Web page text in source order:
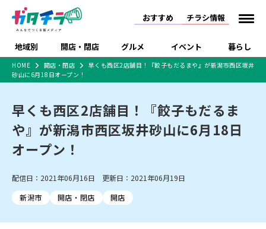
おすすめ チラシ情報
地域別 開店・閉店 グルメ イベント 暮らし
新潟市 下越
中越
佐渡
開店 閉店
リニューアル・移転
新潟市・開店
新潟市・閉店
長岡市・開店
長岡市・閉店
上越市・開店
ラーメン・開店
ラーメン・閉店
ラーメン 現地レポート
和食
スイーツ
体験・販売 祭り・伝統行事
趣味・展示会
スポーツ
施設・ショップ
住宅メーカー・工務
店
食品メーカー・県産
習い事・塾 アパレル・雑貨
観光スポット
温泉・入浴 ホテル 旅館
水族館
特売セール インタビュー
特集・まとめ記事
セツコママ ランキング 新潟人
キャンペーン
開店まとめ
閉店まとめ 人気記事まとめ
食品スーパー・コンビ
ショッピングモール・
大型施設
ドラッグストア・ホーム
センター
ファッション 生活サービス
HOME 開店・閉店
早くも西区2店舗目！『餃子もだるまや』が新潟市西区坂井
砂山に6月18日オープン！
早くも西区2店舗目！『餃子もだるま
や』が新潟市西区坂井砂山に6月18日
オープン！
配信日：2021年06月16日 更新日：2021年06月19日
新潟市
開店・閉店 開店